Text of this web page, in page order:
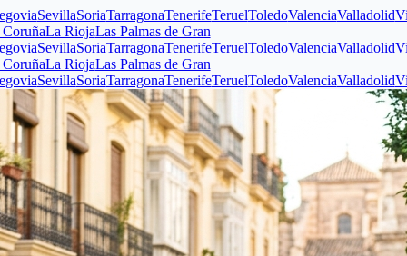
SoriaTarragonaTenerifeTeruelToledoValenciaValladolidVizcaya
La RiojaLas Palmas de Gran
SoriaTarragonaTenerifeTeruelToledoValenciaValladolidVizcaya
La RiojaLas Palmas de Gran
SoriaTarragonaTenerifeTeruelToledoValenciaValladolidVizcaya